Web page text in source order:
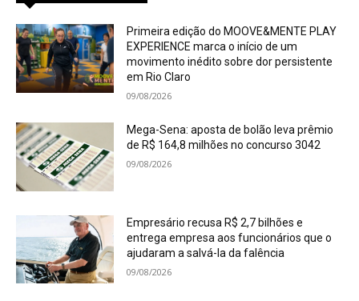
Primeira edição do MOOVE&MENTE PLAY
EXPERIENCE marca o início de um
movimento inédito sobre dor persistente
em Rio Claro
09/08/2026
Mega-Sena: aposta de bolão leva prêmio
de R$ 164,8 milhões no concurso 3042
09/08/2026
Empresário recusa R$ 2,7 bilhões e
entrega empresa aos funcionários que o
ajudaram a salvá-la da falência
09/08/2026